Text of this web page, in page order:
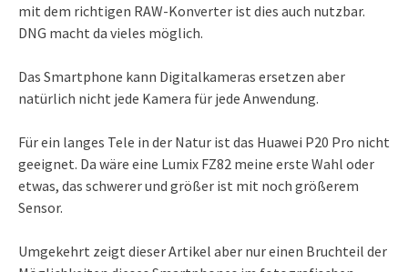
mit dem richtigen RAW-Konverter ist dies auch nutzbar.
DNG macht da vieles möglich.
Das Smartphone kann Digitalkameras ersetzen aber
natürlich nicht jede Kamera für jede Anwendung.
Für ein langes Tele in der Natur ist das Huawei P20 Pro nicht
geeignet. Da wäre eine Lumix FZ82 meine erste Wahl oder
etwas, das schwerer und größer ist mit noch größerem
Sensor.
Umgekehrt zeigt dieser Artikel aber nur einen Bruchteil der